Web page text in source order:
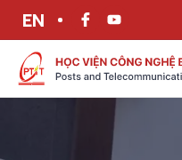
EN